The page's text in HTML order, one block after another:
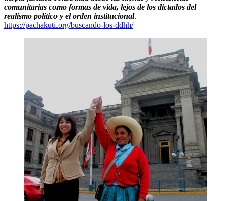
comunitarias como formas de vida, lejos de los dictados del
realismo político y el orden institucional.
https://pachakuti.org/buscando-los-ddhh/